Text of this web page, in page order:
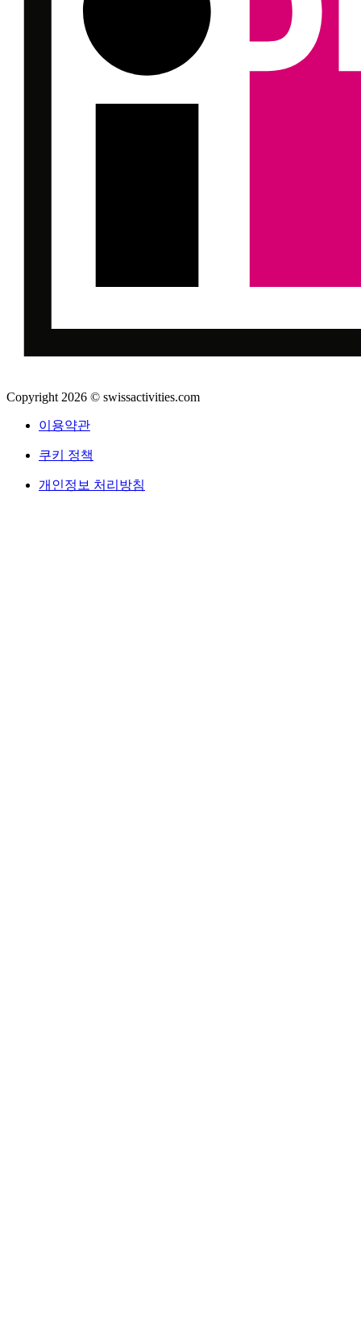
Copyright 2026 © swissactivities.com
이용약관
쿠키 정책
개인정보 처리방침